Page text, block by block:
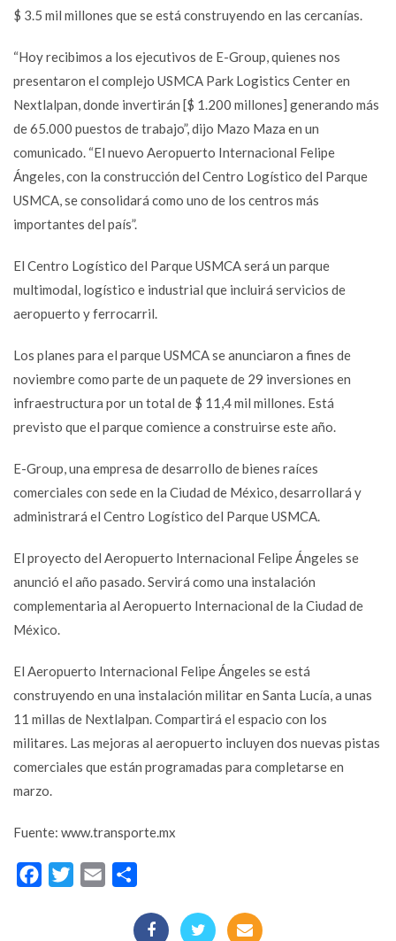
$ 3.5 mil millones que se está construyendo en las cercanías.
“Hoy recibimos a los ejecutivos de E-Group, quienes nos
presentaron el complejo USMCA Park Logistics Center en
Nextlalpan, donde invertirán [$ 1.200 millones] generando más
de 65.000 puestos de trabajo”, dijo Mazo Maza en un
comunicado. “El nuevo Aeropuerto Internacional Felipe
Ángeles, con la construcción del Centro Logístico del Parque
USMCA, se consolidará como uno de los centros más
importantes del país”.
El Centro Logístico del Parque USMCA será un parque
multimodal, logístico e industrial que incluirá servicios de
aeropuerto y ferrocarril.
Los planes para el parque USMCA se anunciaron a fines de
noviembre como parte de un paquete de 29 inversiones en
infraestructura por un total de $ 11,4 mil millones. Está
previsto que el parque comience a construirse este año.
E-Group, una empresa de desarrollo de bienes raíces
comerciales con sede en la Ciudad de México, desarrollará y
administrará el Centro Logístico del Parque USMCA.
El proyecto del Aeropuerto Internacional Felipe Ángeles se
anunció el año pasado. Servirá como una instalación
complementaria al Aeropuerto Internacional de la Ciudad de
México.
El Aeropuerto Internacional Felipe Ángeles se está
construyendo en una instalación militar en Santa Lucía, a unas
11 millas de Nextlalpan. Compartirá el espacio con los
militares. Las mejoras al aeropuerto incluyen dos nuevas pistas
comerciales que están programadas para completarse en
marzo.
Fuente: www.transporte.mx
FacebookTwitterEmail